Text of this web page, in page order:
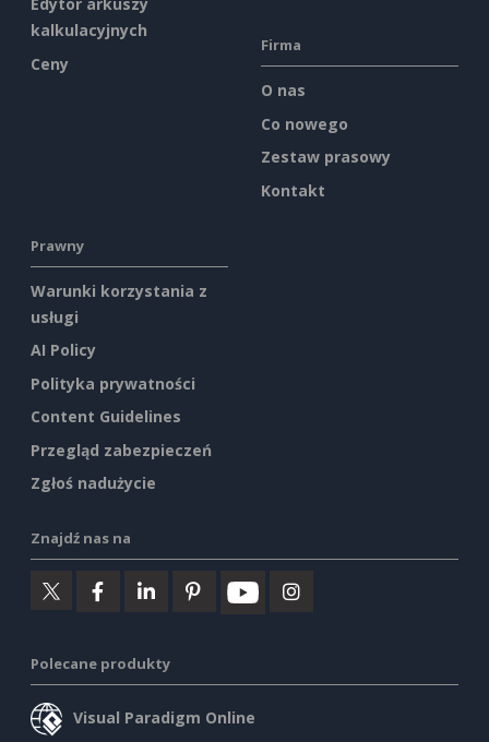
kalkulacyjnych
Ceny
Firma
O nas
Co nowego
Zestaw prasowy
Kontakt
Prawny
Warunki korzystania z
usługi
AI Policy
Polityka prywatności
Content Guidelines
Przegląd zabezpieczeń
Zgłoś nadużycie
Znajdź nas na
Polecane produkty
Visual Paradigm Online